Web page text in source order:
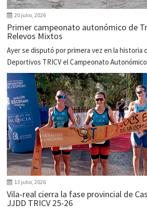
20 julio, 2026
Primer campeonato autonómico de
Relevos Mixtos
Ayer se disputó por primera vez en la historia
Deportivos TRICV el Campeonato
13 julio, 2026
Vila-real cierra la fase provincial de
JJDD TRICV 25-26